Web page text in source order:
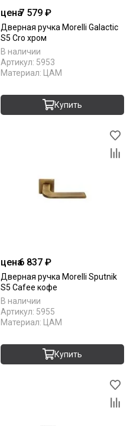
цена7 579 ₽
Дверная ручка Morelli Galactic
S5 Cro хром
В наличии
Артикул: 5953
Материал: ЦАМ
Купить
цена6 837 ₽
Дверная ручка Morelli Sputnik
S5 Cafee кофе
В наличии
Артикул: 5955
Материал: ЦАМ
Купить